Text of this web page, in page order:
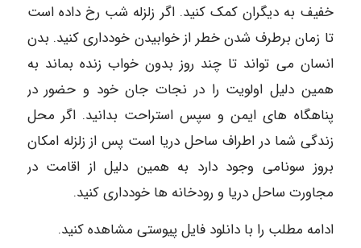
خفیف به دیگران کمک کنید. اگر زلزله شب رخ داده است
تا زمان برطرف شدن خطر از خوابیدن خودداری کنید. بدن
انسان می تواند تا چند روز بدون خواب زنده بماند به
همین دلیل اولویت را در نجات جان خود و حضور در
پناهگاه های ایمن و سپس استراحت بدانید. اگر محل
زندگی شما در اطراف ساحل دریا است پس از زلزله امکان
بروز سونامی وجود دارد به همین دلیل از اقامت در
مجاورت ساحل دریا و رودخانه ها خودداری کنید.
ادامه مطلب را با دانلود فایل پیوستی مشاهده کنید.